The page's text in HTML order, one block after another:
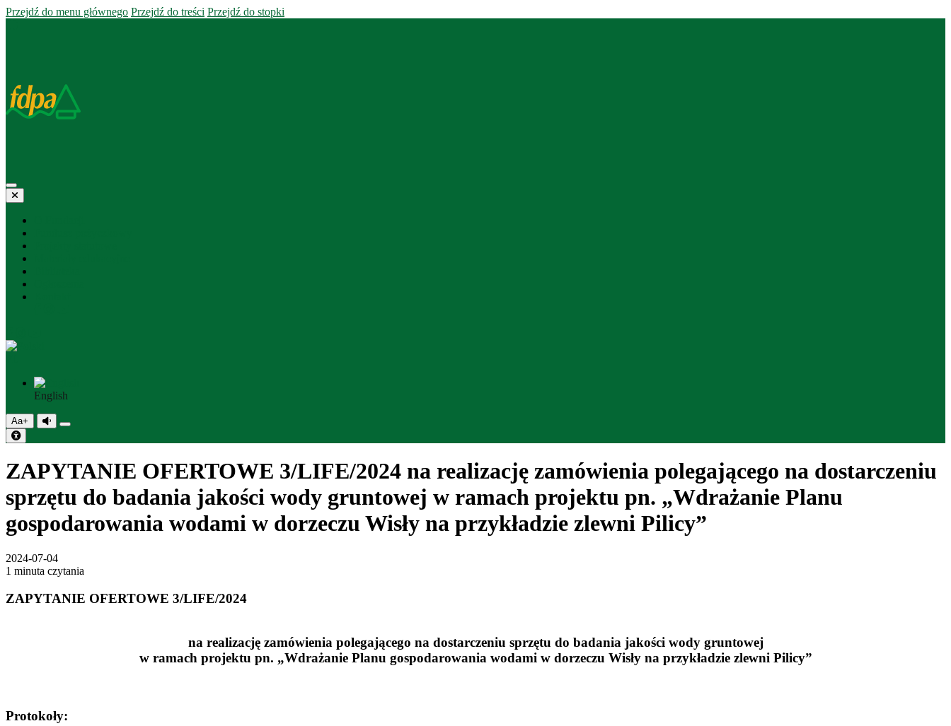
Przejdź do menu głównego Przejdź do treści Przejdź do stopki
English
Aa+
ZAPYTANIE OFERTOWE 3/LIFE/2024 na realizację zamówienia polegającego na dostarczeniu
sprzętu do badania jakości wody gruntowej w ramach projektu pn. „Wdrażanie Planu
gospodarowania wodami w dorzeczu Wisły na przykładzie zlewni Pilicy”
2024-07-04
1 minuta czytania
ZAPYTANIE OFERTOWE 3/LIFE/2024
na realizację zamówienia polegającego na dostarczeniu sprzętu do badania jakości wody gruntowej
w ramach projektu pn. „Wdrażanie Planu gospodarowania wodami w dorzeczu Wisły na przykładzie zlewni Pilicy”
Protokoły: